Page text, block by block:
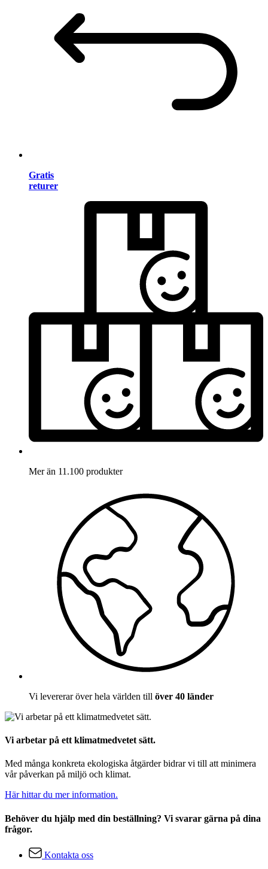
Gratis
returer
Mer än 11.100 produkter
Vi levererar över hela världen till över 40 länder
Vi arbetar på ett klimatmedvetet sätt.
Med många konkreta ekologiska åtgärder bidrar vi till att minimera
vår påverkan på miljö och klimat.
Här hittar du mer information.
Behöver du hjälp med din beställning? Vi svarar gärna på dina
frågor.
Kontakta oss